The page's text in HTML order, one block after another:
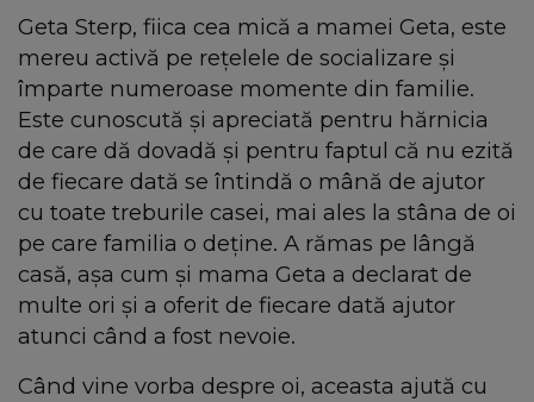
Geta Sterp, fiica cea mică a mamei Geta, este
mereu activă pe rețelele de socializare și
împarte numeroase momente din familie.
Este cunoscută și apreciată pentru hărnicia
de care dă dovadă și pentru faptul că nu ezită
de fiecare dată se întindă o mână de ajutor
cu toate treburile casei, mai ales la stâna de oi
pe care familia o deține. A rămas pe lângă
casă, așa cum și mama Geta a declarat de
multe ori și a oferit de fiecare dată ajutor
atunci când a fost nevoie.
Când vine vorba despre oi, aceasta ajută cu